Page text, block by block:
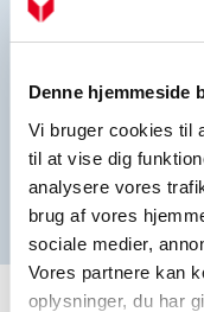
Denne hjemmeside
Vi bruger cookies til
til at vise dig
analysere vores
brug af vores
sociale medier,
Vores partnere kan
oplysninger, du har
Hos Vølund
står klar med
hvilken
dimensionere
først er installeret,
support og service
Læs mere om,